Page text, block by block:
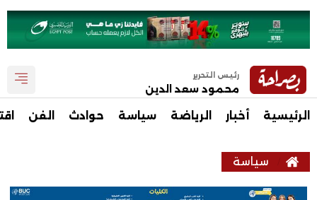
رئيس التحرير
محمود سعد الدين
الرئيسية أخبار الرياضة سياسة حوادث الفن
سياسة